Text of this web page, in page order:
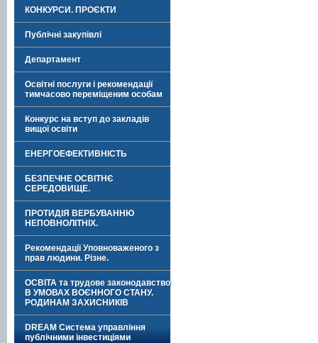
КОНКУРСИ. ПРОЄКТИ
Публічні закупівлі
Департамент
Освітні послуги і рекомендації
тимчасово переміщеним особам
Конкурс на вступ до закладів
вищої освіти
ЕНЕРГОЕФЕКТИВНІСТЬ
БЕЗПЕЧНЕ ОСВІТНЄ
СЕРЕДОВИЩЕ.
ПРОТИДІЯ ВЕРБУВАННЮ
НЕПОВНОЛІТНІХ.
Рекомендації Уповноваженого з
прав людини. Різне.
ОСВІТА та трудове законодавство
В УМОВАХ ВОЄННОГО СТАНУ.
РОДИНАМ ЗАХИСНИКІВ
DREAM Система управління
публічними інвестиціями